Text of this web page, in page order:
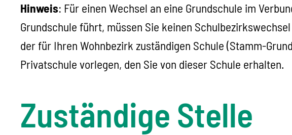
Hinweis: Für einen Wechsel an eine Grundschule im
Grundschule führt, müssen Sie keinen
der für Ihren Wohnbezirk zuständigen Schule (Stamm-
Privatschule vorlegen, den Sie von dieser Schule erhalten.
Zuständige Stelle